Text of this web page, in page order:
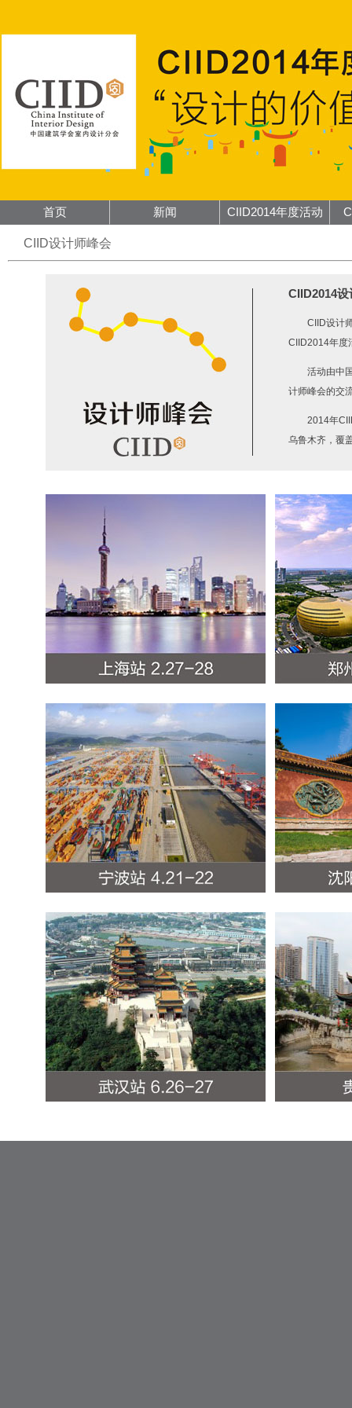
首页 新闻 CIID2014年度活动
CIID设计师峰会
CIID2014设
CIID设计
CIID2014年度
活动由中
计师峰会的交
2014年
乌鲁木齐，覆